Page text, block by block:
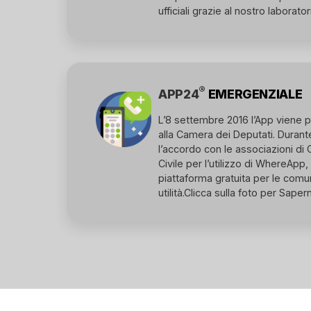
ufficiali grazie al nostro
APP24® EMERGENZIALE
L’8 settembre 2016 l’App viene
alla Camera dei Deputati.
l’accordo con le associazioni di
Civile per l’utilizzo di
piattaforma gratuita per le
utilità.Clicca sulla foto per